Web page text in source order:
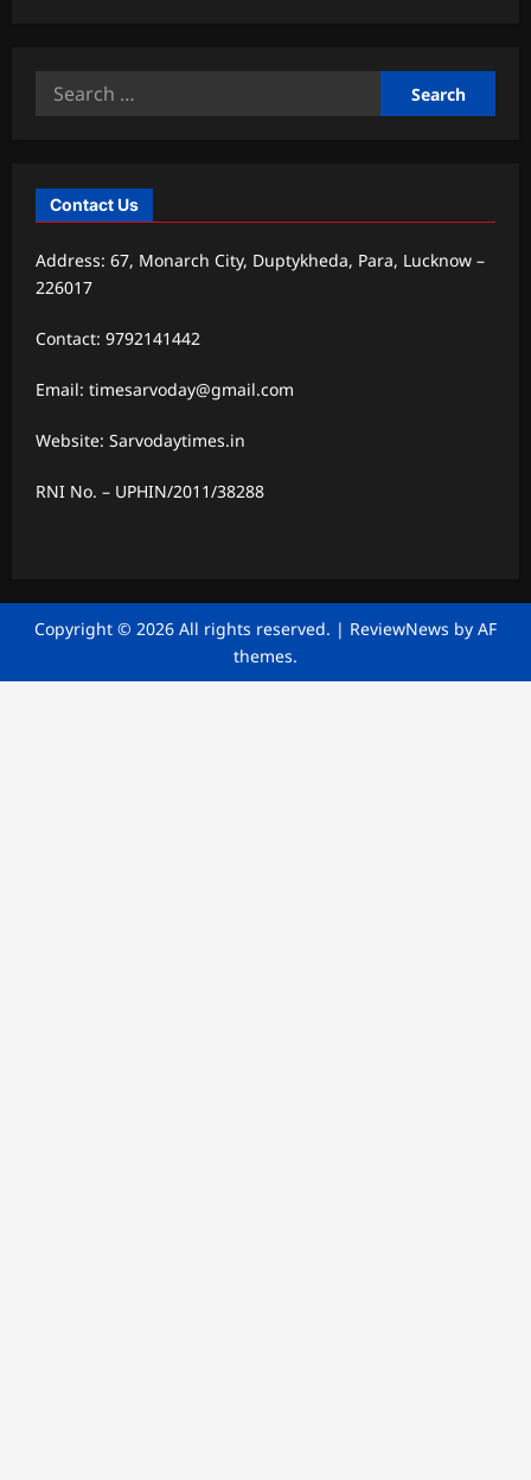
Search
Contact Us
Address: 67, Monarch City, Duptykheda, Para, Lucknow –
226017
Contact: 9792141442
Email: timesarvoday@gmail.com
Website: Sarvodaytimes.in
RNI No. – UPHIN/2011/38288
Copyright © 2026 All rights reserved. | ReviewNews by AF
themes.